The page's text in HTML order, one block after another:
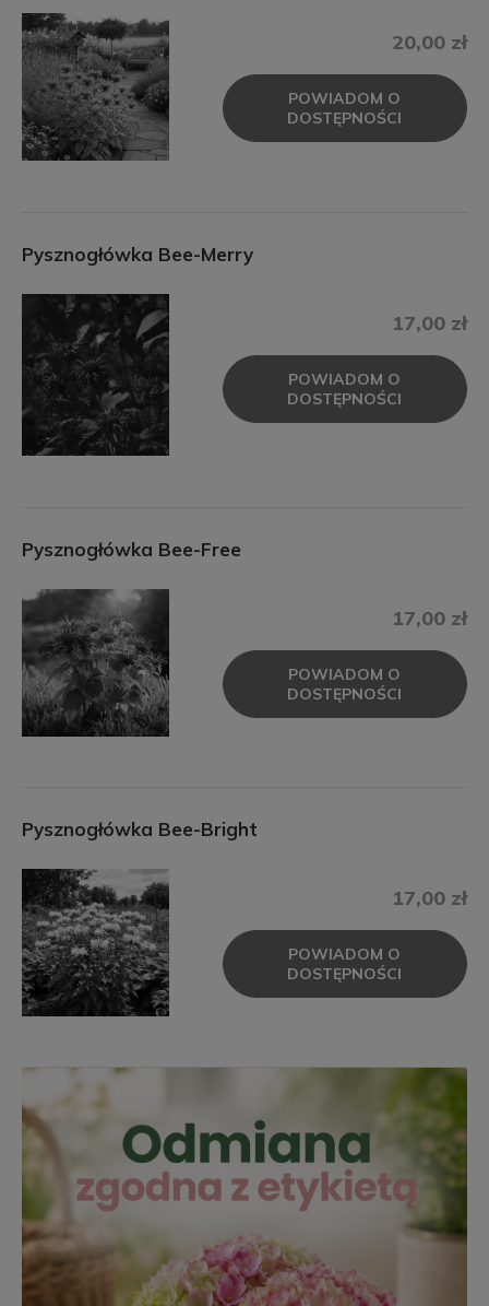
20,00 zł
POWIADOM O
DOSTĘPNOŚCI
Pysznogłówka Bee-Merry
17,00 zł
POWIADOM O
DOSTĘPNOŚCI
Pysznogłówka Bee-Free
17,00 zł
POWIADOM O
DOSTĘPNOŚCI
Pysznogłówka Bee-Bright
17,00 zł
POWIADOM O
DOSTĘPNOŚCI